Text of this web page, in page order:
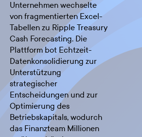
Unternehmen wechselte
von fragmentierten Excel-
Tabellen zu Ripple Treasury
Cash Forecasting. Die
Plattform bot Echtzeit-
Datenkonsolidierung zur
Unterstützung
strategischer
Entscheidungen und zur
Optimierung des
Betriebskapitals, wodurch
das Finanzteam Millionen